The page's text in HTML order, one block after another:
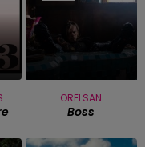
ORELSAN
Boss